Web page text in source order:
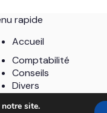
rapide
Accueil
Comptabilité
Conseils
Divers
site.